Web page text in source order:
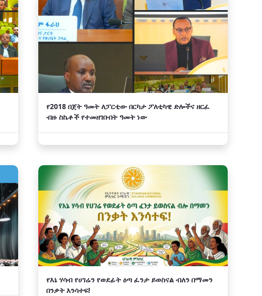
የ2018 በጀት ዓመት ለፓርቲው በርካታ ፖለቲካዊ ድሎችና ዘርፈ
ብዙ ስኬቶች የተመዘገቡበት ዓመት ነው
የእኔ ሃሳብ የሀገሬን የወደፊት ዕጣ ፈንታ ይወስናል ብለን በማመን
በንቃት እንሳተፍ!